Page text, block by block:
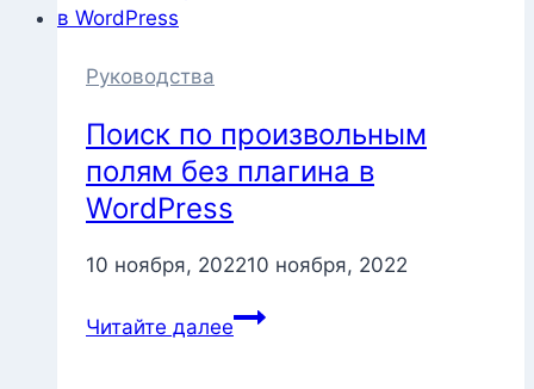
Руководства
Поиск по произвольным
полям без плагина в
WordPress
10 ноября, 202210 ноября, 2022
Читайте далее
Поиск
по